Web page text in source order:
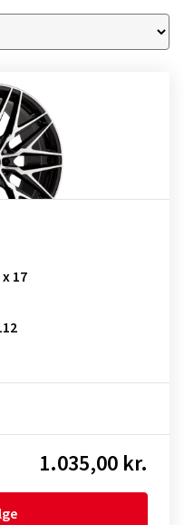
17
1.035,00 kr.